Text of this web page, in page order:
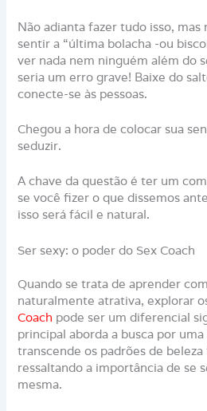
Não adianta fazer tudo isso, mas
sentir a “última bolacha -ou
ver nada nem ninguém além do
seria um erro grave! Baixe do
conecte-se às pessoas.
Chegou a hora de colocar sua
seduzir.
A chave da questão é ter um
se você fizer o que dissemos
isso será fácil e natural.
Ser sexy: o poder do Sex Coach
Quando se trata de aprender
naturalmente atrativa, explorar
Coach pode ser um diferencial
principal aborda a busca por
transcende os padrões de
ressaltando a importância de se
mesma.